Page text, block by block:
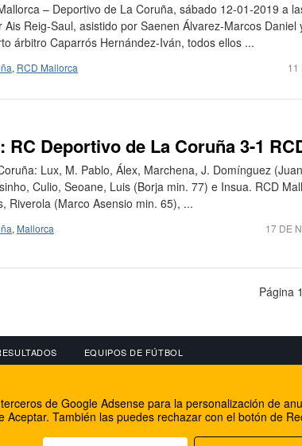
– Deportivo de La Coruña, sábado 12-01-2019 a
Reig-Saul, asistido por Saenen Álvarez-Marcos Daniel
árbitro Caparrós Hernández-Iván, todos ellos ...
11
, RCD Mallorca
RC Deportivo de La Coruña 3-1
Lux, M. Pablo, Álex, Marchena, J. Domínguez
Culio, Seoane, Luis (Borja min. 77) e Insua. RCD
Riverola (Marco Asensio min. 65), ...
17 DE
, Mallorca
Página
EQUIPOS DE FÚTBOL
IP
Facebook
Twitter
de Google Adsense para la personalización de
Aceptar. También las puedes rechazar con el botón de